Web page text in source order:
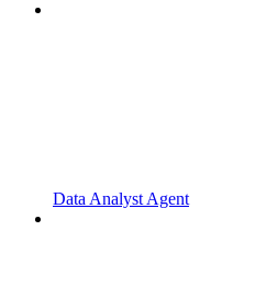
Data Analyst Agent